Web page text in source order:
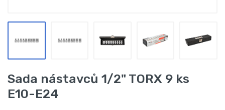
Sada nástavců 1/2" TORX 9 ks
E10-E24